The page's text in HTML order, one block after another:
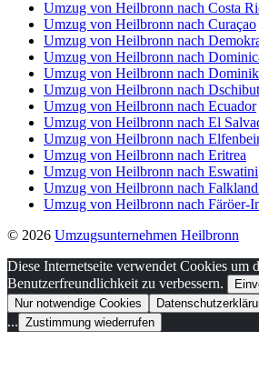
Umzug von Heilbronn nach Costa
Umzug von Heilbronn nach Curaçao
Umzug von Heilbronn nach
Umzug von Heilbronn nach
Umzug von Heilbronn nach
Umzug von Heilbronn nach
Umzug von Heilbronn nach Ecuador
Umzug von Heilbronn nach El
Umzug von Heilbronn nach
Umzug von Heilbronn nach Eritrea
Umzug von Heilbronn nach Eswatini
Umzug von Heilbronn nach
Umzug von Heilbronn nach Färöer-
© 2026 Umzugsunternehmen Heilbronn
Diese Internetseite verwendet Cookies um
Benutzerfreundlichkeit zu verbessern.
Nur notwendige Cookies
... Zustimmung wiederrufen